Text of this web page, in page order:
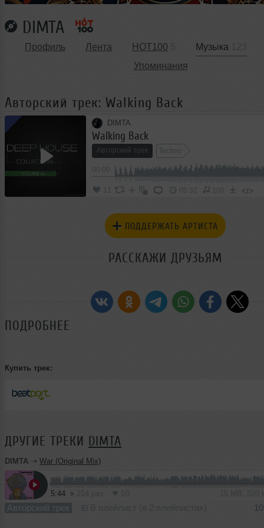
DIMTA
Профиль Лента HOT100 Музыка
Упоминания
Авторский трек: Walking Back
DIMTA
Walking Back
Авторский трек Techno
05:32 106 </>
ПОДДЕРЖАТЬ АРТИСТА
РАССКАЖИ ДРУЗЬЯМ
ПОДРОБНЕЕ
Купить трек:
ДРУГИЕ ТРЕКИ DIMTA
DIMTA ➝ War (Original Mix)
5:44
Авторский трек